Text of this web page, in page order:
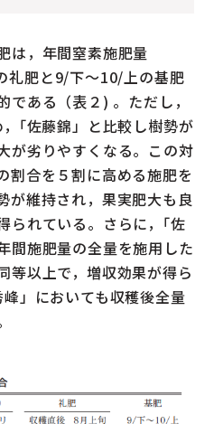
は，年間窒素施肥量
礼肥と9/下〜10/上の基肥
である（表２) 。ただし，
｢佐藤錦」と比較し樹勢が
が劣りやすくなる。この対
割合を５割に高める施肥を
が維持され，果実肥大も良
られている。さらに，｢佐
間施肥量の全量を施用した
等以上で，増収効果が得ら
」においても収穫後全量